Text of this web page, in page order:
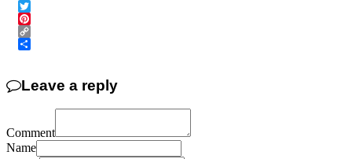
Email
Twitter
Pinterest
Copy
Leave a reply
Comment
Name